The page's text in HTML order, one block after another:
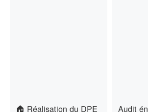
🏠 Réalisation du DPE
Audit